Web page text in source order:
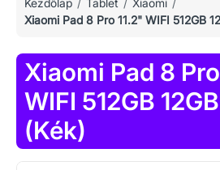
Kezdőlap Tablet
Xiaomi
Xiaomi Pad 8 Pro 11.2" WIFI 512GB
Xiaomi Pad 8
WIFI 512GB
(Kék)